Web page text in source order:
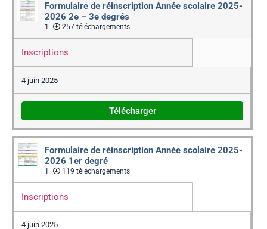
Formulaire de réinscription Année scolaire 2025-
2026 2e – 3e degrés
1 257 téléchargements
Inscriptions
4 juin 2025
Télécharger
Formulaire de réinscription Année scolaire 2025-
2026 1er degré
1 119 téléchargements
Inscriptions
4 juin 2025